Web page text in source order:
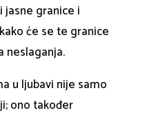
granice i
će se te granice
neslaganja.
u ljubavi nije samo
ono također